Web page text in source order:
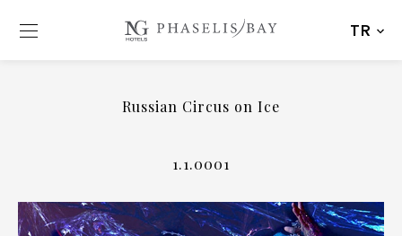
TR
Russian Circus on Ice
1.1.0001